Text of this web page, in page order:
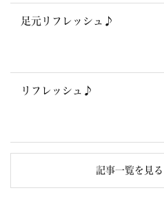
足元リフレッシュ♪
リフレッシュ♪
記事一覧を見る